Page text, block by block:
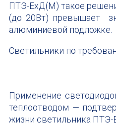
ПТЭ-ЕхД(М) такое
(до 20Вт) превышает
алюминиевой подложке.
Светильники по
Применение
теплоотводом —
жизни светильника ПТЭ-